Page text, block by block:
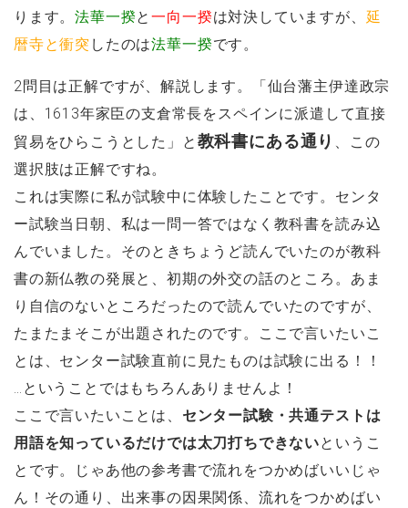
ります。法華一揆と一向一揆は対決していますが、 延
暦寺と衝突 したのは法華一揆です。
2問目は正解ですが、解説します。「仙台藩主伊達政宗
は、1613年家臣の支倉常長をスペインに派遣して直接
貿易をひらこうとした」と 教科書にある通り 、この
選択肢は正解ですね。
これは実際に私が試験中に体験したことです。センタ
ー試験当日朝、私は一問一答ではなく教科書を読み込
んでいました。そのときちょうど読んでいたのが教科
書の新仏教の発展と、初期の外交の話のところ。あま
り自信のないところだったので読んでいたのですが、
たまたまそこが出題されたのです。ここで言いたいこ
とは、センター試験直前に見たものは試験に出る！！
…ということではもちろんありませんよ！
ここで言いたいことは、 センター試験・共通テストは
用語を知っているだけでは太刀打ちできないというこ
とです。じゃあ他の参考書で流れをつかめばいいじゃ
ん！その通り、出来事の因果関係、流れをつかめばい